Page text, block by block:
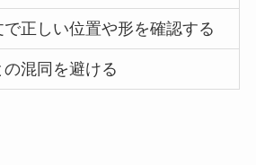
で正しい位置や形を確認する
混同を避ける